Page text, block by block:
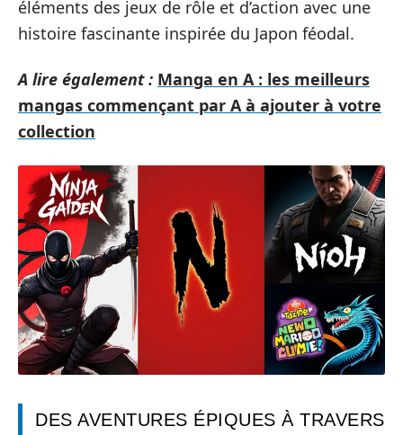
éléments des jeux de rôle et d’action avec une
histoire fascinante inspirée du Japon féodal.
A lire également : Manga en A : les meilleurs
mangas commençant par A à ajouter à votre
collection
DES AVENTURES ÉPIQUES À TRAVERS